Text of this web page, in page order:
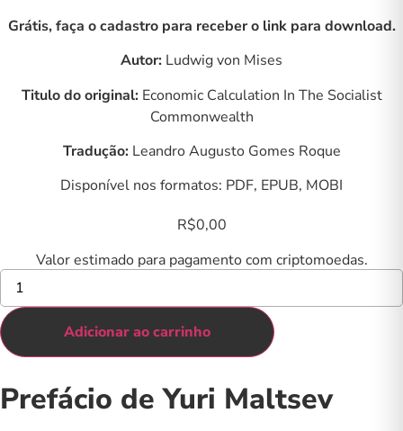
Grátis, faça o cadastro para receber o link para download.
Autor: Ludwig von Mises
Titulo do original: Economic Calculation In The Socialist
Commonwealth
Tradução: Leandro Augusto Gomes Roque
Disponível nos formatos: PDF, EPUB, MOBI
R$0,00
Valor estimado para pagamento com criptomoedas.
Ebook
O
cálculo
econômico
sob
quantidade
Adicionar ao carrinho
Prefácio de Yuri Maltsev